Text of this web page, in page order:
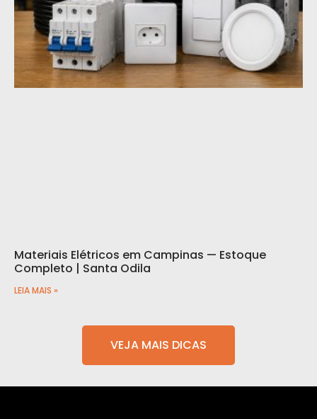
Materiais Elétricos em Campinas — Estoque
Completo | Santa Odila
LEIA MAIS »
VEJA MAIS DICAS